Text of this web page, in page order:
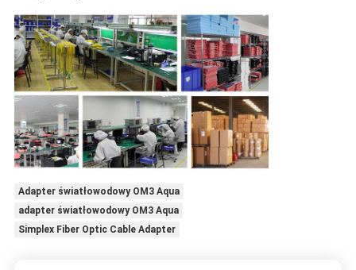
Adapter światłowodowy OM3 Aqua
adapter światłowodowy OM3 Aqua
Simplex Fiber Optic Cable Adapter